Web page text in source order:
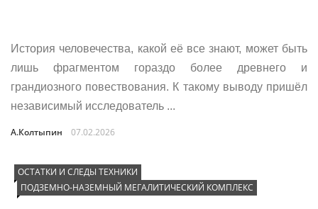
История человечества, какой её все знают, может быть
лишь фрагментом гораздо более древнего и
грандиозного повествования. К такому выводу пришёл
независимый исследователь ...
А.Колтыпин 07.02.2026
ОСТАТКИ И СЛЕДЫ ТЕХНИКИ
ПОДЗЕМНО-НАЗЕМНЫЙ МЕГАЛИТИЧЕСКИЙ КОМПЛЕКС